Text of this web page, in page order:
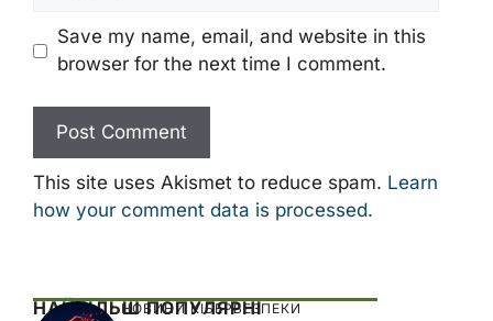
Save my name, email, and website in this
browser for the next time I comment.
This site uses Akismet to reduce spam. Learn
how your comment data is processed.
НАЙБІЛЬШ ПОПУЛЯРНІ
НОВИНИ КІБЕРБЕЗПЕКИ